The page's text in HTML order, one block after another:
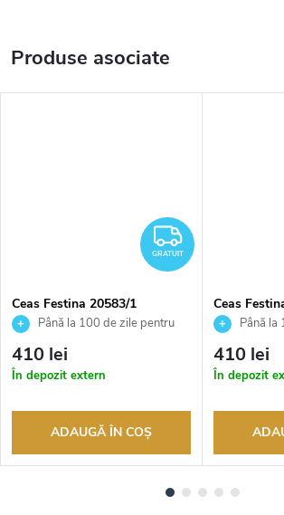
Produse asociate
GRATUIT
GRATUIT
Ceas Festina 20583/1
Până la 100 de zile pentru
returnarea bunurilor. Vânzător
autorizat
410 lei
În depozit extern
ADAUGĂ ÎN COŞ
Ceas
Până la
returnarea
autorizat
410 lei
În depozit